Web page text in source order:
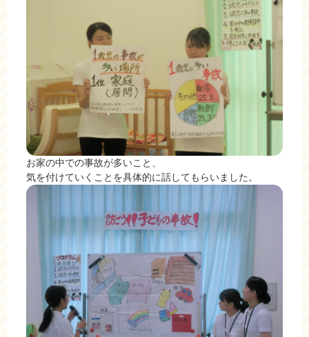
お家の中での事故が多いこと、
気を付けていくことを具体的に話してもらいました。